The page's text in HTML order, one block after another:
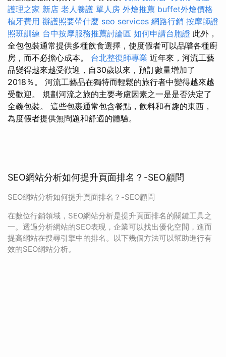
護理之家 新店 老人養護 單人房 外燴推薦 buffet外燴價格
植牙費用 辦護照要帶什麼 seo services 網路行銷 按摩師證
照班訓練 台中按摩服務推薦討論區 如何申請台胞證 此外，
全包包裝通常提供多種飲食選擇，使度假者可以品嚐各種廚
房，而不必擔心成本。 台北整復師專業 近年來，河流工藝
品變得越來越受歡迎，自30歲以來，預訂數量增加了
2018％。 河流工藝品在獨特而輕鬆的旅行者中變得越來越
受歡迎。 規劃河流之旅的主要考慮因素之一是是否決定了
全義包裝。 這些包裹通常包含餐點，飲料和有趣的東西，
為度假者提供無問題和舒適的體驗。
SEO網站分析如何提升頁面排名？-SEO顧問
SEO網站分析如何提升頁面排名？-SEO顧問
在數位行銷領域，SEO網站分析是提升頁面排名的關鍵工具之
一。透過分析網站的SEO表現，企業可以找出優化空間，進而
提高網站在搜尋引擎中的排名。以下幾個方法可以幫助進行有
效的SEO網站分析。